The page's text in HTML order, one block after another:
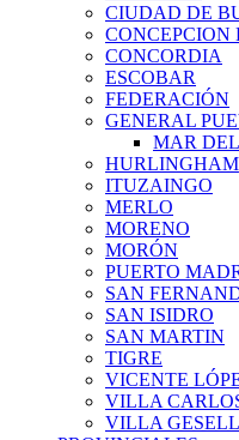
CIUDAD DE
CONCEPCION
CONCORDIA
ESCOBAR
FEDERACIÓN
GENERAL
MAR
HURLINGHAM
ITUZAINGO
MERLO
MORENO
MORÓN
PUERTO
SAN
SAN ISIDRO
SAN MARTIN
TIGRE
VICENTE
VILLA
VILLA GESELL